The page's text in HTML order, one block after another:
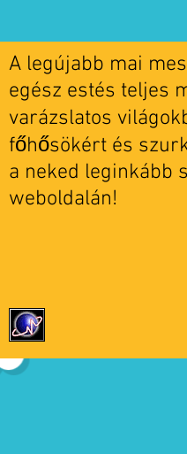
A legújabb mai
egész estés teljes
varázslatos
főhősökért és
a neked leginkább
weboldalán!